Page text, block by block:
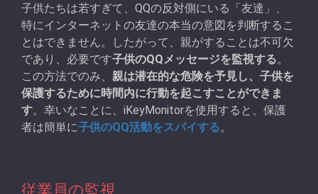
子供たちは若すぎて、QQの反対側にいる「友達」、
特にインターネットの友達の本当の意図を判断するこ
とはできません。したがって、親がすることは不可欠
であり、必要です子供のQQメッセージを監視する。
この方法でのみ、 親は潜在的な危険を予見し、子供を
保護するために時間内に行動を起こすことができま
す。幸いなことに、iKeyMonitorを使用すると、保護
者は簡単に子供のQQ活動をスパイする。
従業員の監視